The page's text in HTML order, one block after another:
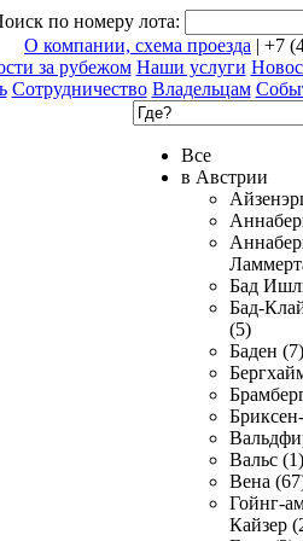
по номеру лота:
О компании, схема проезда | +7
за рубежом Наши услуги
Сотрудничество Владельцам
Все
в Австрии
Бад
Бад-
(5)
Баден (7)
Вальс (1)
Вена
Гойнг-
Кайзер